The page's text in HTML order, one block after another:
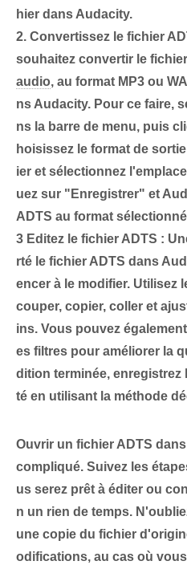
hier dans Audacity.
2. Convertissez le fichier
souhaitez⁢ convertir le
audio, au format MP3 ou
ns Audacity. Pour ce faire,
ns la barre de menu, puis
hoisissez le format de
ier et sélectionnez
uez sur "Enregistrer" et
ADTS au format
3 Editez le fichier ADTS :
rté le fichier ADTS dans
encer à le modifier. Utilisez
couper, copier, coller et
ins. Vous pouvez
es filtres pour améliorer la
dition terminée,
té en utilisant la méthode
Ouvrir un fichier ADTS
compliqué. Suivez les
us serez prêt à éditer ou
n un rien de temps.
une copie du fichier
odifications, au cas où